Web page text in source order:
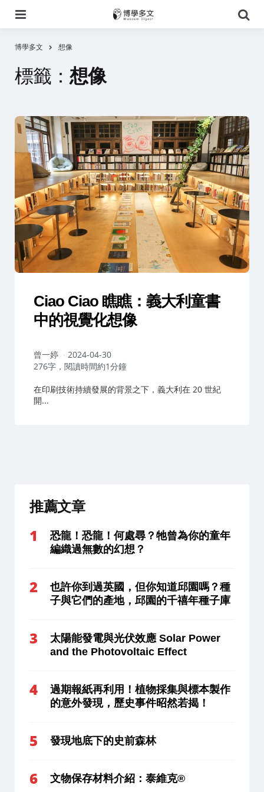
尋
博學多文 想像
標籤： 想像
Ciao Ciao 瞧瞧：義大利童書
中的視覺化想像
作
者：
曾一婷
2024-04-30
276字，閱讀時間約1分鐘
在印刷技術持續發展的背景之下，義大利在 20 世紀
開...
推薦文章
恐龍！恐龍！何處尋？牠曾為你的童年
編織過無數的幻想？
也許你到過英國，但你知道邱園嗎？種
子與它們的產地，邱園的千禧年種子庫
太陽能發電與光伏效應 Solar Power
and the Photovoltaic Effect
過期報紙再利用！植物採集與標本製作
的意外發現，歷史事件昭然若揭！
發現地底下的史前森林
文物保存材料介紹：泰維克®